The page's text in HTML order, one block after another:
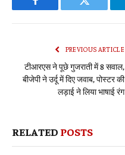
Facebook Twitter
PREVIOUS ARTICLE
टीआरएस ने पूछे गुजराती में 8 सवाल,
बीजेपी ने उर्दू में दिए जवाब, पोस्टर की
लड़ाई ने लिया भाषाई रंग
RELATED POSTS